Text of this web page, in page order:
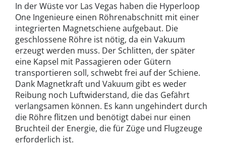
In der Wüste vor Las Vegas haben die Hyperloop
One Ingenieure einen Röhrenabschnitt mit einer
integrierten Magnetschiene aufgebaut. Die
geschlossene Röhre ist nötig, da ein Vakuum
erzeugt werden muss. Der Schlitten, der später
eine Kapsel mit Passagieren oder Gütern
transportieren soll, schwebt frei auf der Schiene.
Dank Magnetkraft und Vakuum gibt es weder
Reibung noch Luftwiderstand, die das Gefährt
verlangsamen können. Es kann ungehindert durch
die Röhre flitzen und benötigt dabei nur einen
Bruchteil der Energie, die für Züge und Flugzeuge
erforderlich ist.